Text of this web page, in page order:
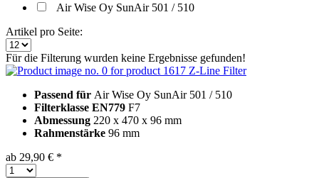
Air Wise Oy SunAir 501 / 510
Artikel pro Seite:
Für die Filterung wurden keine Ergebnisse gefunden!
Z-Line Filter
Passend für Air Wise Oy SunAir 501 / 510
Filterklasse EN779 F7
Abmessung 220 x 470 x 96 mm
Rahmenstärke 96 mm
ab 29,90 € *